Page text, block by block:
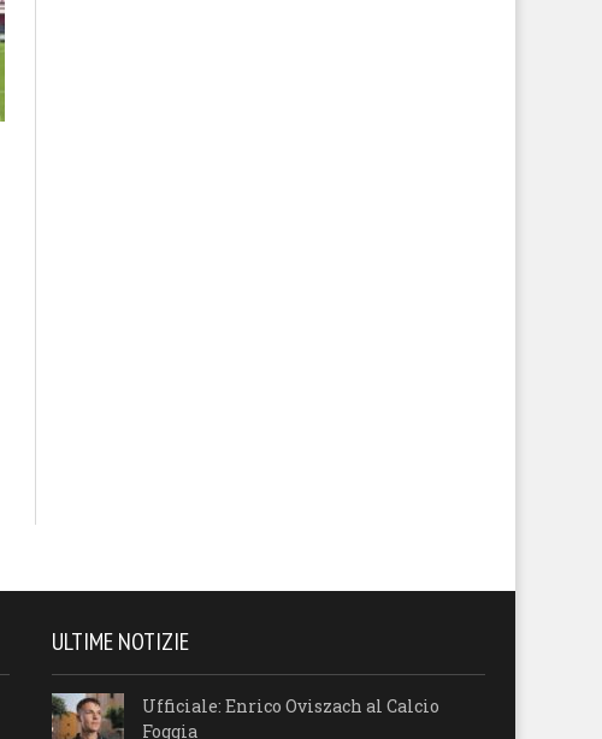
ULTIME NOTIZIE
Ufficiale: Enrico Oviszach al Calcio
Foggia